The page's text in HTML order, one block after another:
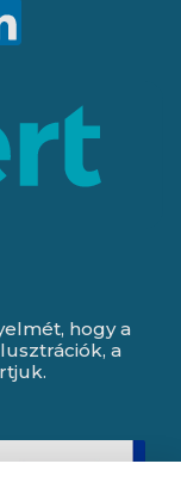
hogy a
a